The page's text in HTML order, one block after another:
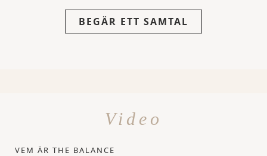
BEGÄR ETT SAMTAL
Video
VEM ÄR THE BALANCE